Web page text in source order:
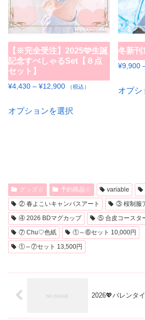
【※完全受注】2025🩷生誕
記念すぺしゃるSet【８点
セット】
¥4,430 – ¥12,900価
帯:
（税込）
オプションを選択
の
複
数
の
バ
リ
ー
ン
冬新刊
¥9,900
オプシ
グッズ☆ 予約商品☆ variable
② 春よこいキャンバスアート
③ 桜制服
④ 2026 BDマグカップ
⑤ 合皮コースタ
⑦ Chu♡色紙
①～⑥セット 10,000円
①～⑦セット 13,500円
2026💖バレンタ